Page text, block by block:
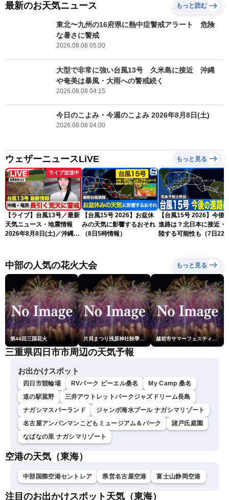
最新のお天気ニュース もっと読む
東北〜九州の16府県に熱中症警戒アラート 危険
な暑さに警戒
2026.08.08 05:00
大型で非常に強い台風13号 久米島に接近 沖縄
や奄美は暴風・大雨への警戒続く
2026.08.08 04:15
今日のこよみ・今週のこよみ 2026年8月8日(土)
2026.08.08 04:00
ウェザーニュースLiVE もっと見る
ライブ放送中
【ライブ】台風13号／最新
天気ニュース・地震情報
2026年8月8日(土)／沖縄・
〈ウェザーニュースLiVEモ
ーニング・松本真央／山口
剛央〉
【台風15号 2026】お盆休
みの天気に影響するおそれ
（8日5時情報）
【台風15号 2026】今後
進路は？北日本に接近・
陸する可能性も（7日22
中部の人気の花火大会 もっと見る
第44回三国花火 片貝まつり浅原神社秋季例大祭奉納大煙火 越前市サマーフェスティバル花火大会
三重県四日市市周辺の天気予報
お出かけスポット
四日市競輪場 RVパーク ビーエル桑名
My Camp 桑名
道の駅菰野
三井アウトレットパークジャズドリーム長島
ナガシマスパーランド
ジャンボ海水プール ナガシマリゾート
名古屋アンパンマンこどもミュージアム＆パーク
諸戸氏庭園
なばなの里 ナガシマリゾート
空港の天気（東海）
中部国際空港セントレア 県営名古屋空港 富士山静岡空港
注目のお出かけスポット天気（東海）